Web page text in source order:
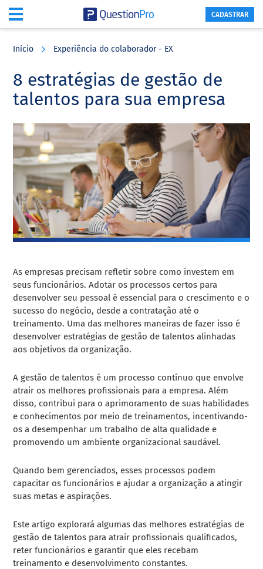
content
sidebar
CADASTRAR
Início Experiência do colaborador - EX
8 estratégias de gestão de
talentos para sua empresa
As empresas precisam refletir sobre como investem em
seus funcionários. Adotar os processos certos para
desenvolver seu pessoal é essencial para o crescimento e o
sucesso do negócio, desde a contratação até o
treinamento. Uma das melhores maneiras de fazer isso é
desenvolver estratégias de gestão de talentos alinhadas
aos objetivos da organização.
A gestão de talentos é um processo contínuo que envolve
atrair os melhores profissionais para a empresa. Além
disso, contribui para o aprimoramento de suas habilidades
e conhecimentos por meio de treinamentos, incentivando-
os a desempenhar um trabalho de alta qualidade e
promovendo um ambiente organizacional saudável.
Quando bem gerenciados, esses processos podem
capacitar os funcionários e ajudar a organização a atingir
suas metas e aspirações.
Este artigo explorará algumas das melhores estratégias de
gestão de talentos para atrair profissionais qualificados,
reter funcionários e garantir que eles recebam
treinamento e desenvolvimento constantes.